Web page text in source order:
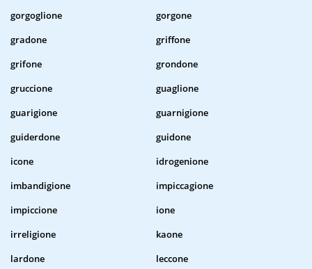
gorgoglione
gorgone
gradone
griffone
grifone
grondone
gruccione
guaglione
guarigione
guarnigione
guiderdone
guidone
icone
idrogenione
imbandigione
impiccagione
impiccione
ione
irreligione
kaone
lardone
leccone